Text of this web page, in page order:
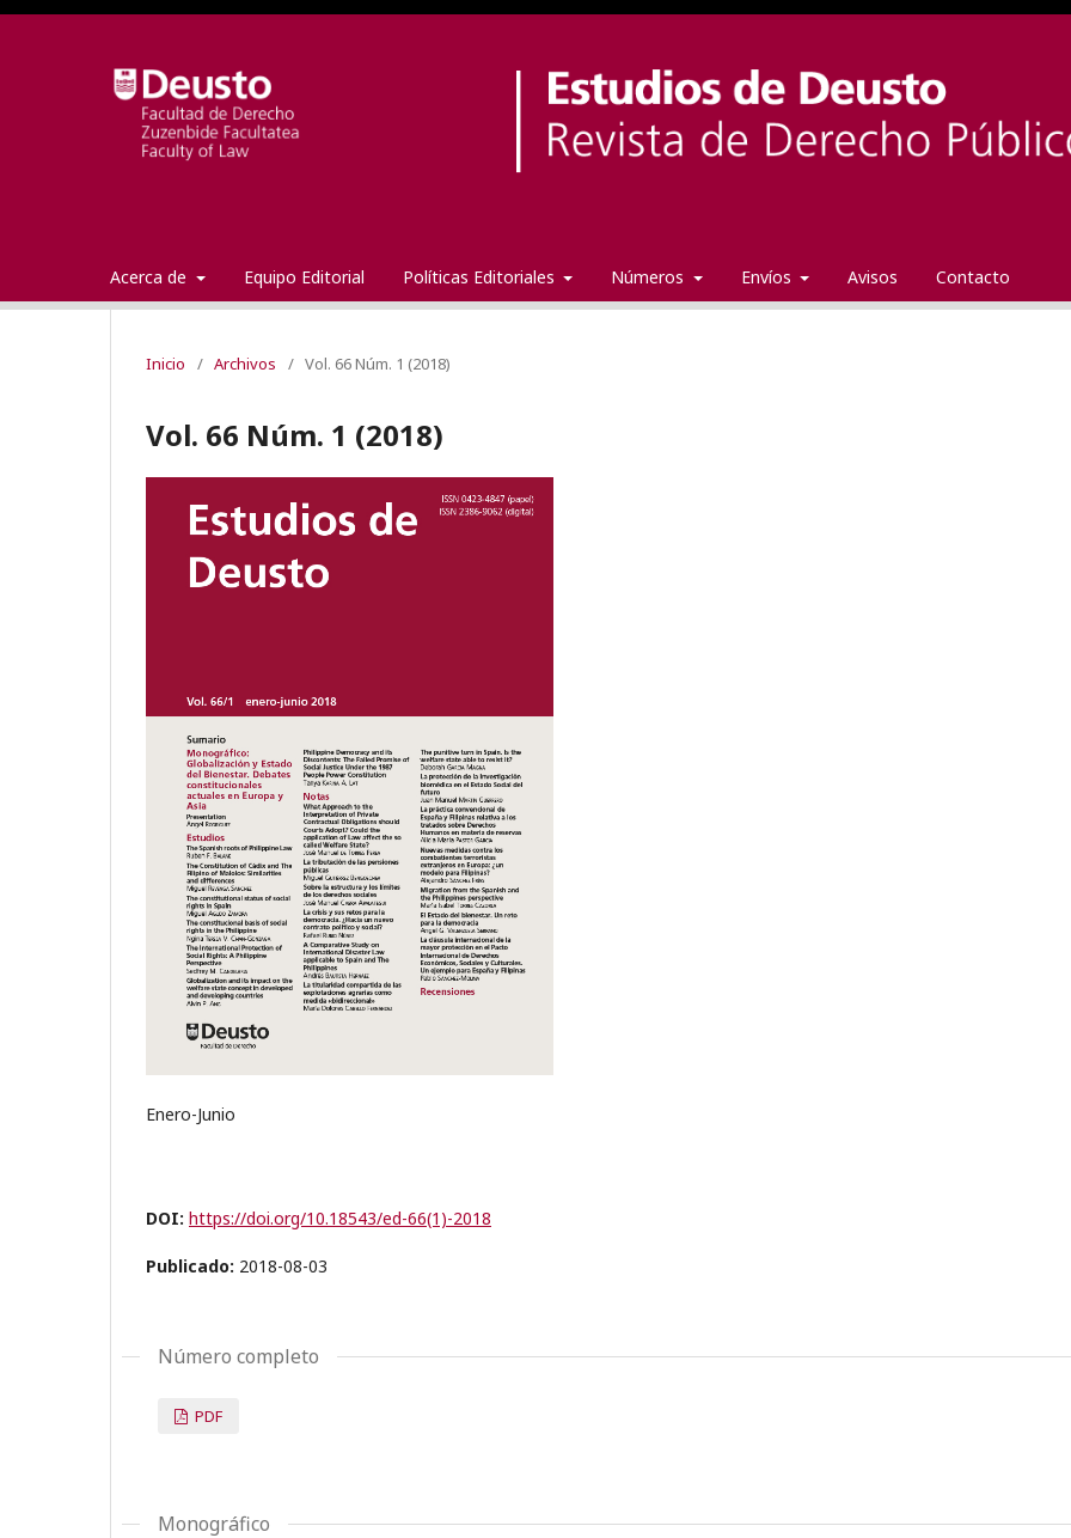
Acerca de Equipo Editorial Políticas Editoriales Números Envíos Avisos Contacto
Inicio / Archivos / Vol. 66 Núm. 1 (2018)
Vol. 66 Núm. 1 (2018)
Enero-Junio
DOI: https://doi.org/10.18543/ed-66(1)-2018
Publicado: 2018-08-03
Número completo
PDF
Monográfico